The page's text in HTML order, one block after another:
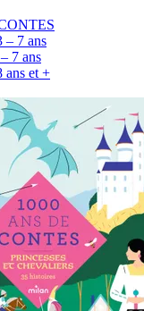
– 7 ans
7 ans
ans et +